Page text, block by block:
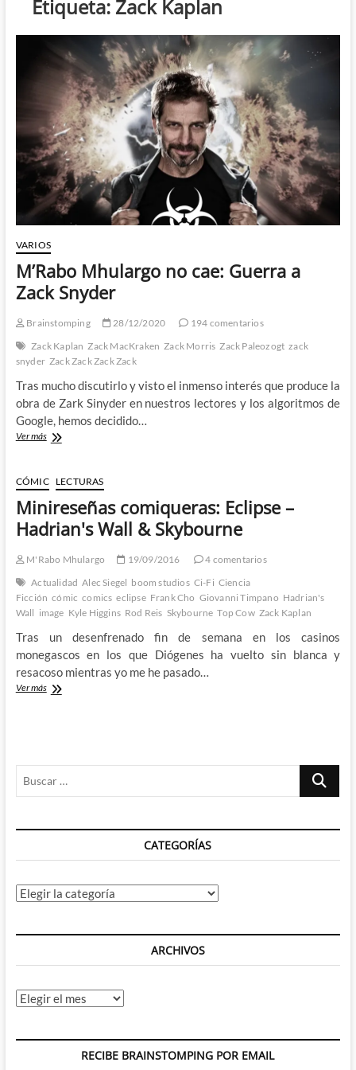
Etiqueta: Zack Kaplan
VARIOS
M’Rabo Mhulargo no cae: Guerra a
Zack Snyder
Brainstomping 28/12/2020
194 comentarios
Zack Kaplan Zack MacKraken Zack Morris Zack Paleozogt zack
snyder Zack Zack Zack Zack
Tras mucho discutirlo y visto el inmenso interés que produce la
obra de Zark Sinyder en nuestros lectores y los algoritmos de
Google, hemos decidido…
Ver másM’Rabo
cae:
Guerra
a
Zack
Snyder
CÓMIC LECTURAS
Minireseñas comiqueras: Eclipse –
Hadrian's Wall & Skybourne
M'Rabo Mhulargo 19/09/2016
4 comentarios
Actualidad Alec Siegel boom studios Ci-Fi Ciencia
Ficción cómic comics eclipse Frank Cho Giovanni Timpano Hadrian's
Wall image Kyle Higgins Rod Reis Skybourne Top Cow Zack Kaplan
Tras un desenfrenado fin de semana en los casinos
monegascos en los que Diógenes ha vuelto sin blanca y
resacoso mientras yo me he pasado…
Ver másMinireseñas
Skybourne
Buscar
CATEGORÍAS
Categorías
ARCHIVOS
Archivos
RECIBE BRAINSTOMPING POR EMAIL